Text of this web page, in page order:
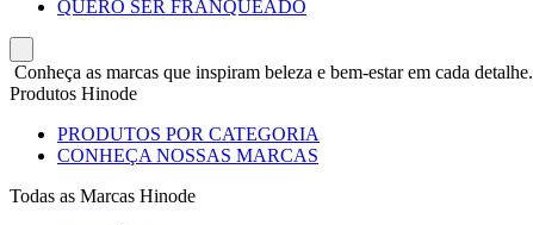
QUERO SER FRANQUEADO
Conheça as marcas que inspiram beleza e bem-estar em cada detalhe.
Produtos Hinode
PRODUTOS POR CATEGORIA
CONHEÇA NOSSAS MARCAS
Todas as Marcas Hinode